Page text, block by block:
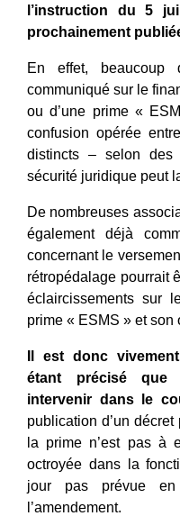
l’instruction du 5
prochainement
En effet,
communiqué sur le
ou d’une prime «
confusion opérée
distincts – selon
sécurité juridique peut
De nombreuses
également déjà
concernant le
rétropédalage pourrait
éclaircissements sur
prime « ESMS » et
Il est donc
étant précisé que
intervenir dans le
publication d’un
la prime n’est pas à
octroyée dans la
jour pas prévue
l’amendement.